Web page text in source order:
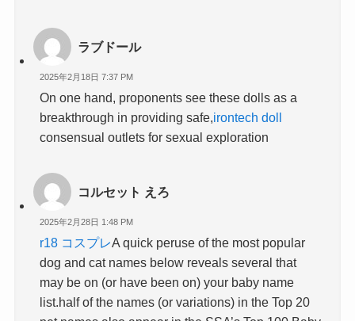
ラブドール
2025年2月18日 7:37 PM
On one hand, proponents see these dolls as a
breakthrough in providing safe,irontech doll
consensual outlets for sexual exploration
コルセット えろ
2025年2月28日 1:48 PM
r18 コスプレA quick peruse of the most popular
dog and cat names below reveals several that
may be on (or have been on) your baby name
list.half of the names (or variations) in the Top 20